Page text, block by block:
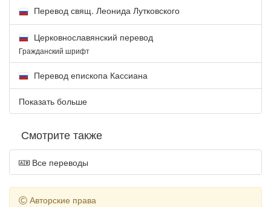
Перевод свящ. Леонида Лутковского
Церковнославянский перевод
Гражданский шрифт
Перевод епископа Кассиана
Показать больше
Смотрите также
Все переводы
Авторские права